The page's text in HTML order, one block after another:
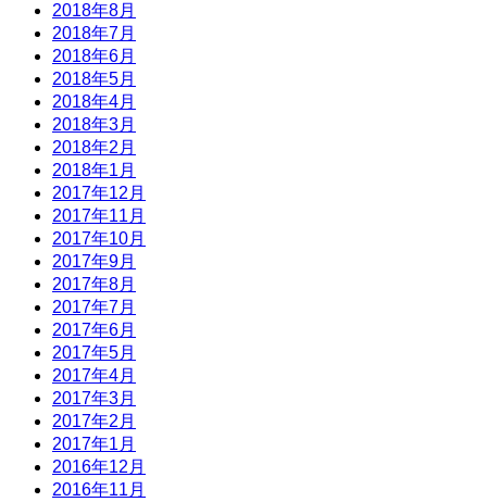
2018年8月
2018年7月
2018年6月
2018年5月
2018年4月
2018年3月
2018年2月
2018年1月
2017年12月
2017年11月
2017年10月
2017年9月
2017年8月
2017年7月
2017年6月
2017年5月
2017年4月
2017年3月
2017年2月
2017年1月
2016年12月
2016年11月